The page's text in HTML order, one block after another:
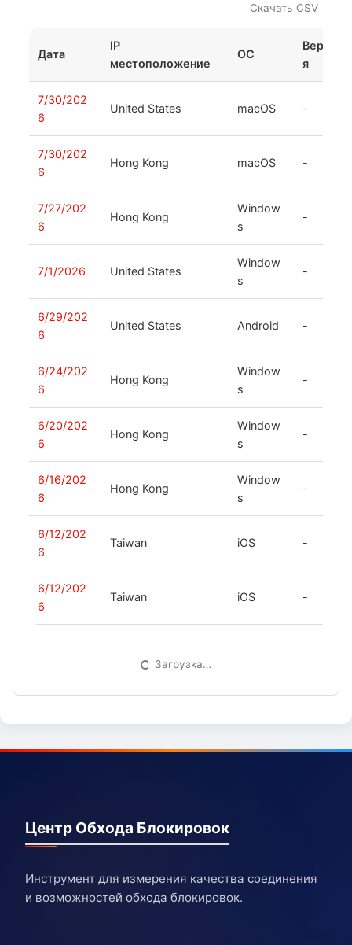
Скачать CSV
Дата
IP
местоположение
ОС
Верси
я
7/30/202
6
United States macOS -
7/30/202
6
Hong Kong macOS -
7/27/202
6
Hong Kong
Window
s
-
7/1/2026 United States
Window
s
-
6/29/202
6
United States Android -
6/24/202
6
Hong Kong
Window
s
-
6/20/202
6
Hong Kong
Window
s
-
6/16/202
6
Hong Kong
Window
s
-
6/12/202
6
Taiwan iOS -
6/12/202
6
Taiwan iOS -
Загрузка…
Центр Обхода Блокировок
Инструмент для измерения качества соединения
и возможностей обхода блокировок.